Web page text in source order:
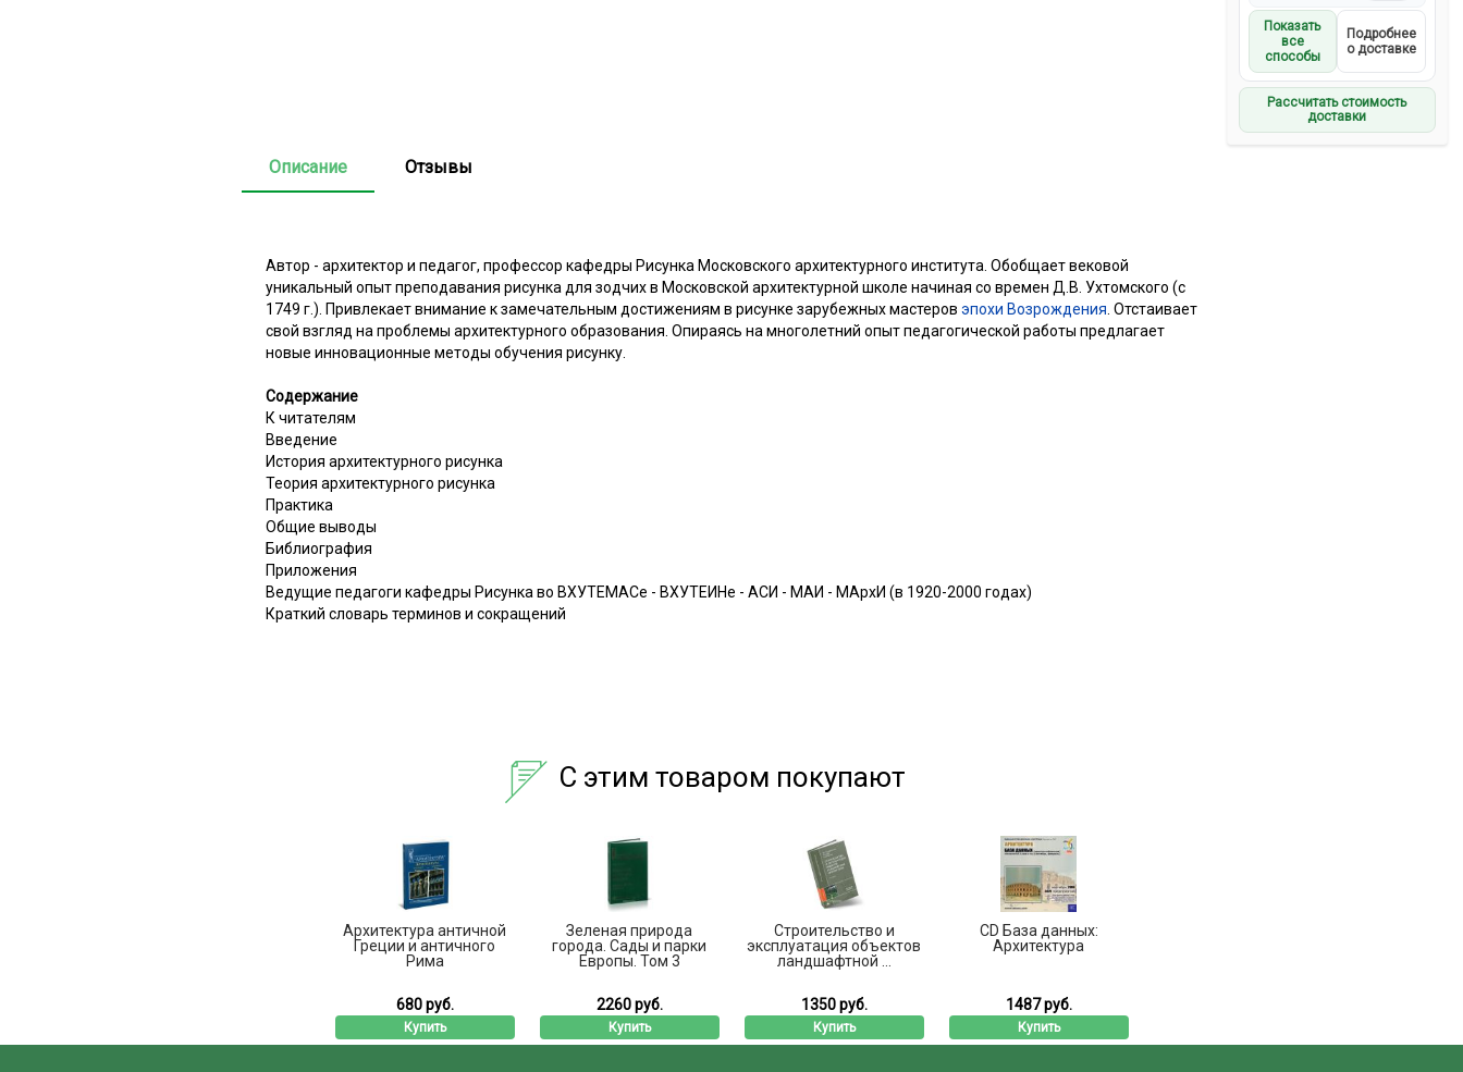
Показать
все
способы
Подробнее
о доставке
Рассчитать стоимость
доставки
Описание Отзывы
Автор - архитектор и педагог, профессор кафедры Рисунка Московского архитектурного института. Обобщает вековой
уникальный опыт преподавания рисунка для зодчих в Московской архитектурной школе начиная со времен Д.В. Ухтомского (с
1749 г.). Привлекает внимание к замечательным достижениям в рисунке зарубежных мастеров эпохи Возрождения . Отстаивает
свой взгляд на проблемы архитектурного образования. Опираясь на многолетний опыт педагогической работы предлагает
новые инновационные методы обучения рисунку.
Содержание
К читателям
Введение
История архитектурного рисунка
Теория архитектурного рисунка
Практика
Общие выводы
Библиография
Приложения
Ведущие педагоги кафедры Рисунка во ВХУТЕМАСе - ВХУТЕИНе - АСИ - МАИ - МАрхИ (в 1920-2000 годах)
Краткий словарь терминов и сокращений
С этим товаром покупают
Архитектура античной
Греции и античного
Рима
680 руб.
Купить
Зеленая природа
города. Сады и парки
Европы. Том 3
2260 руб.
Купить
Строительство и
эксплуатация объектов
ландшафтной ...
1350 руб.
Купить
CD База данных:
Архитектура
1487 руб.
Купить